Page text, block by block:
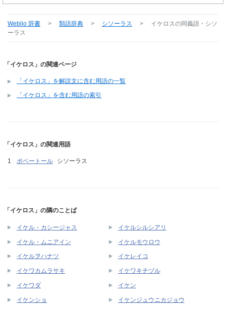
Weblio 辞書 > 類語辞典 > シソーラス > イケロスの同義語・シソ
ーラス
「イケロス」の関連ページ
「イケロス」を解説文に含む用語の一覧
「イケロス」を含む用語の索引
「イケロス」の関連用語
ポベートール シソーラス
「イケロス」の隣のことば
イケル・カシージャス イケルシルシアリ
イケル・ムニアイン イケルモウロウ
イケルヲハナツ イケレイコ
イケワカムラサキ イケワキチヅル
イケワダ イケン
イケンショ イケンジュウニカジョウ